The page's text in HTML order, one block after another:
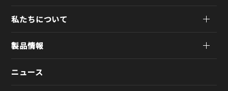
私たちについて
製品情報
ニュース